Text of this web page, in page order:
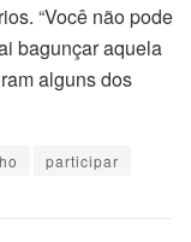
“Você não pode
bagunçar aquela
alguns dos
participar